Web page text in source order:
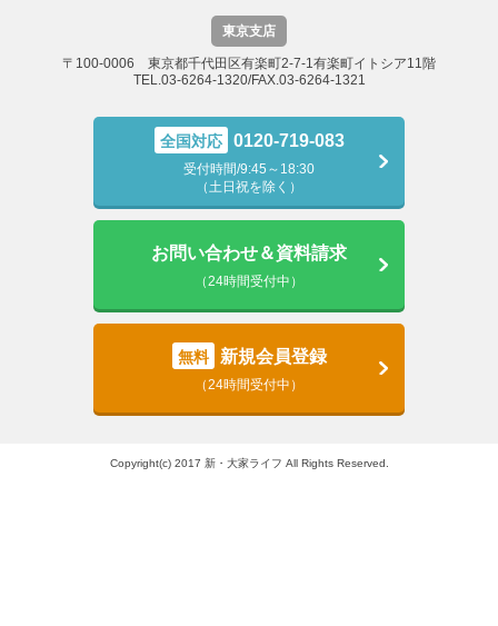
東京支店
〒100-0006 東京都千代田区有楽町2-7-1有楽町イトシア11階
TEL.03-6264-1320/FAX.03-6264-1321
全国対応 0120-719-083
受付時間/9:45～18:30
（土日祝を除く）
お問い合わせ＆資料請求
（24時間受付中）
無料 新規会員登録
（24時間受付中）
Copyright(c) 2017 新・大家ライフ All Rights Reserved.